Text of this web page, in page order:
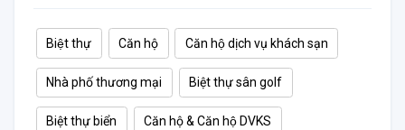
Biệt thự Căn hộ Căn hộ dịch vụ khách sạn
Nhà phố thương mại Biệt thự sân golf
Biệt thự biển Căn hộ & Căn hộ DVKS